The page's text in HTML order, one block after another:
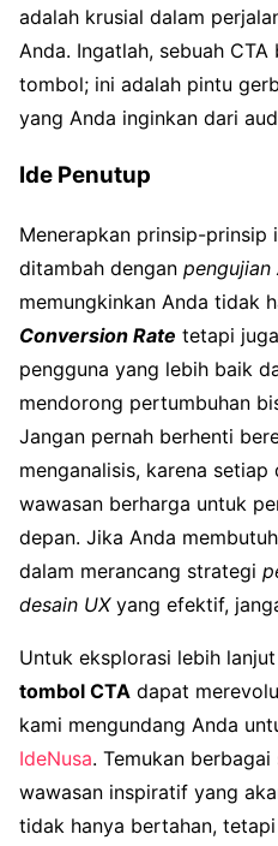
adalah krusial dalam
Anda. Ingatlah, sebuah
tombol; ini adalah pintu
yang Anda inginkan dari
Ide Penutup
Menerapkan prinsip-prinsip
ditambah dengan pengujian
memungkinkan Anda tidak
Conversion Rate tetapi
pengguna yang lebih baik
mendorong pertumbuhan
Jangan pernah berhenti
menganalisis, karena
wawasan berharga untuk
depan. Jika Anda
dalam merancang strategi
desain UXyang efektif,
Untuk eksplorasi lebih
tombol CTA dapat
kami mengundang Anda
IdeNusa. Temukan
wawasan inspiratif yang
tidak hanya bertahan,